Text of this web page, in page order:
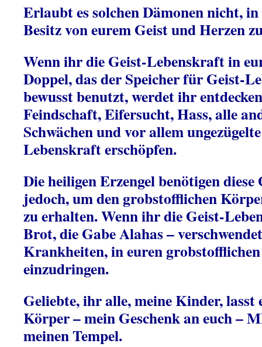
Erlaubt es solchen Dämonen nicht,
Besitz von eurem Geist und Herzen
Wenn ihr die Geist-Lebenskraft in
Doppel, das der Speicher für Geist-
bewusst benutzt, werdet ihr
Feindschaft, Eifersucht, Hass, alle
Schwächen und vor allem
Lebenskraft erschöpfen.
Die heiligen Erzengel benötigen
jedoch, um den grobstofflichen
zu erhalten. Wenn ihr die Geist-
Brot, die Gabe Alahas –
Krankheiten, in euren
einzudringen.
Geliebte, ihr alle, meine Kinder,
Körper – mein Geschenk an euch –
meinen Tempel.